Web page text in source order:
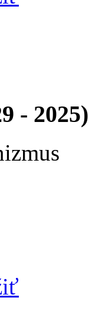
- 2025)